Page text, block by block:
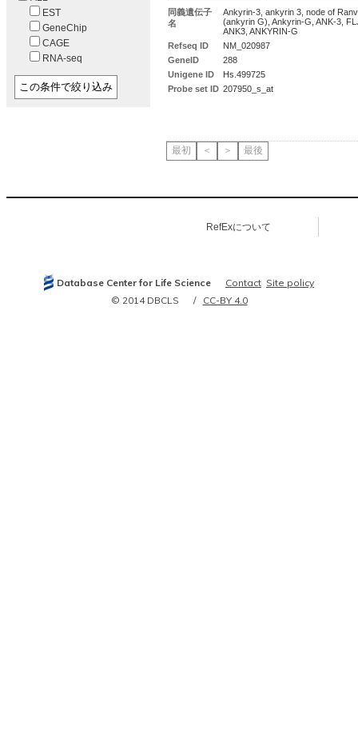
EST
GeneChip
CAGE
RNA-seq
同義遺伝子
名
Ankyrin-3, ankyrin 3, node of
(ankyrin G), Ankyrin-G, ANK-3,
ANK3, ANKYRIN-G
Refseq ID
NM_020987
GeneID
288
Unigene ID
Hs.499725
Probe set ID 207950_s_at
最初 ＜ ＞ 最後
RefExについて
Database Center for Life Science Contact Site policy
© 2014 DBCLS
CC-BY 4.0